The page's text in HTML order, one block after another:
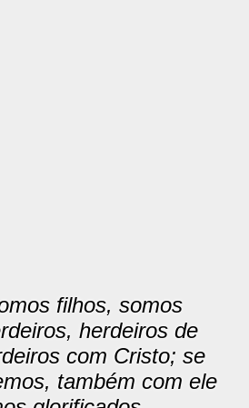
filhos, somos
herdeiros de
com Cristo; se
também com ele